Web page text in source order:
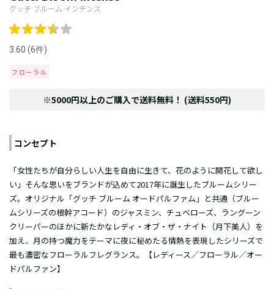
グッチ ブルーム インテンス
3.60 (6件)
フローラル
※5000円以上のご購入で送料無料！ (送料550円)
コンセプト
「女性たちが自分らしい人生を自由に生きて、花のように開花して欲し
い」そんな思いをブランドが込めて2017年に誕生したブルームシリー
ズ。オリジナル「グッチ ブルーム オードパルファム」と共通（ブルー
ムシリーズの根幹アコード）のジャスミン、チュベローズ、ラングーン
クリーパーのほかに新たかなレディ・オブ・ザ・ナイト（月下美人）を
加え、月の持つ魔力をテーマに夜に秘めたる情熱を表現したシリーズで
最も濃密なフローラルフレグランス。【レディース／フローラル／オー
ドパルファン】